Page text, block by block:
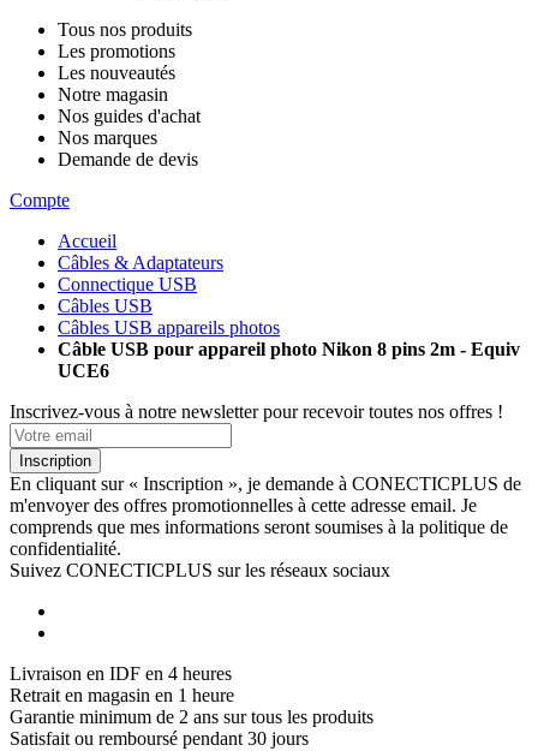
Tous nos produits
Les promotions
Les nouveautés
Notre magasin
Nos guides d'achat
Nos marques
Demande de devis
Compte
Accueil
Câbles & Adaptateurs
Connectique USB
Câbles USB
Câbles USB appareils photos
Câble USB pour appareil photo Nikon 8 pins 2m - Equiv
UCE6
Inscrivez-vous à notre newsletter pour recevoir toutes nos offres !
Inscription
En cliquant sur « Inscription », je demande à CONECTICPLUS de
m'envoyer des offres promotionnelles à cette adresse email. Je
comprends que mes informations seront soumises à la politique de
confidentialité.
Suivez CONECTICPLUS sur les réseaux sociaux
Livraison en IDF en 4 heures
Retrait en magasin en 1 heure
Garantie minimum de 2 ans sur tous les produits
Satisfait ou remboursé pendant 30 jours